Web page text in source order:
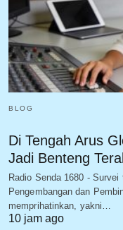
BLOG
Di Tengah Arus
Jadi Benteng
Radio Senda 1680 -
Pengembangan dan
memprihatinkan, yakni…
10 jam ago